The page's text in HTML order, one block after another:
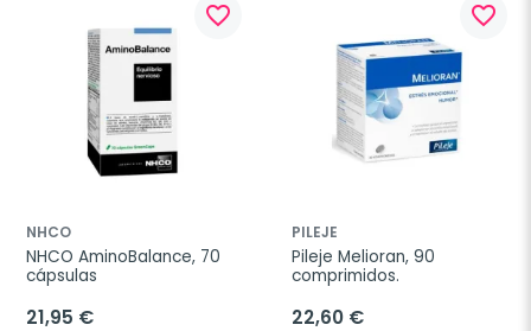
favorite_border
NHCO
NHCO AminoBalance, 70
cápsulas
21,95 €
favorite_border
PILEJE
Pileje Melioran, 90
comprimidos.
22,60 €